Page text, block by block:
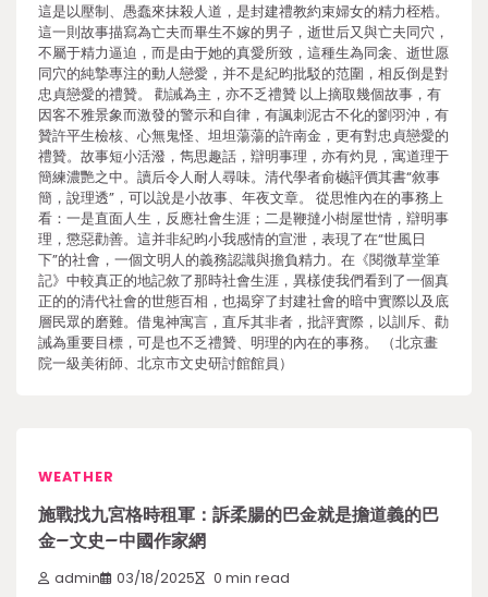
這是以壓制、愚蠢來抹殺人道，是封建禮教約束婦女的精力桎梏。
這一則故事描寫為亡夫而畢生不嫁的男子，逝世后又與亡夫同穴，
不屬于精力逼迫，而是由于她的真愛所致，這種生為同衾、逝世愿
同穴的純摯專注的動人戀愛，并不是紀昀批駁的范圍，相反倒是對
忠貞戀愛的禮贊。 勸誡為主，亦不乏禮贊 以上摘取幾個故事，有
因客不雅景象而激發的警示和自律，有諷刺泥古不化的劉羽沖，有
贊許平生檢核、心無鬼怪、坦坦蕩蕩的許南金，更有對忠貞戀愛的
禮贊。故事短小活潑，雋思趣話，辯明事理，亦有灼見，寓道理于
簡練濃艷之中。讀后令人耐人尋味。清代學者俞樾評價其書“敘事
簡，說理透”，可以說是小故事、年夜文章。 從思惟內在的事務上
看：一是直面人生，反應社會生涯；二是鞭撻小樹屋世情，辯明事
理，懲惡勸善。這并非紀昀小我感情的宣泄，表現了在“世風日
下”的社會，一個文明人的義務認識與擔負精力。在《閱微草堂筆
記》中較真正的地記敘了那時社會生涯，異樣使我們看到了一個真
正的的清代社會的世態百相，也揭穿了封建社會的暗中實際以及底
層民眾的磨難。借鬼神寓言，直斥其非者，批評實際，以訓斥、勸
誡為重要目標，可是也不乏禮贊、明理的內在的事務。 （北京畫
院一級美術師、北京市文史研討館館員）
WEATHER
施戰找九宮格時租軍：訴柔腸的巴金就是擔道義的巴
金–文史–中國作家網
admin 03/18/2025 0 min read